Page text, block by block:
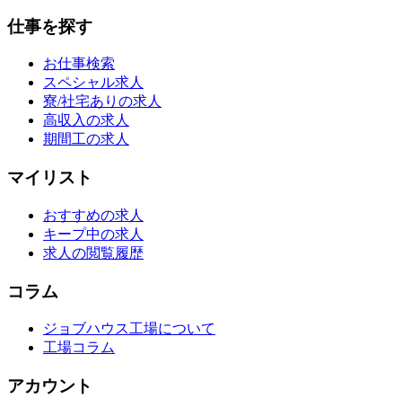
仕事を探す
お仕事検索
スペシャル求人
寮/社宅ありの求人
高収入の求人
期間工の求人
マイリスト
おすすめの求人
キープ中の求人
求人の閲覧履歴
コラム
ジョブハウス工場について
工場コラム
アカウント